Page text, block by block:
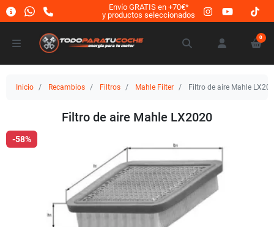
Envío GRATIS en +70€*
y productos seleccionados
0
Inicio Recambios Filtros Mahle Filter Filtro de aire Mahle
Filtro de aire Mahle LX2020
-58%